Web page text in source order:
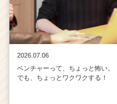
2026.07.06
ベンチャーって、ちょっと怖い。
でも、ちょっとワクワクする！